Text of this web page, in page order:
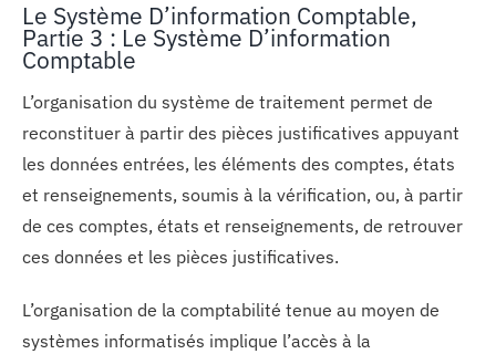
Le Système D’information Comptable,
Partie 3 : Le Système D’information
Comptable
L’organisation du système de traitement permet de
reconstituer à partir des pièces justificatives appuyant
les données entrées, les éléments des comptes, états
et renseignements, soumis à la vérification, ou, à partir
de ces comptes, états et renseignements, de retrouver
ces données et les pièces justificatives.
L’organisation de la comptabilité tenue au moyen de
systèmes informatisés implique l’accès à la